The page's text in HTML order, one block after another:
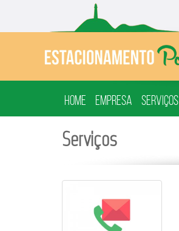
HOME EMPRESA SERVIÇOS
Serviços